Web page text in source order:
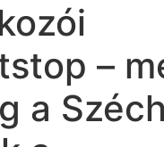
–
a